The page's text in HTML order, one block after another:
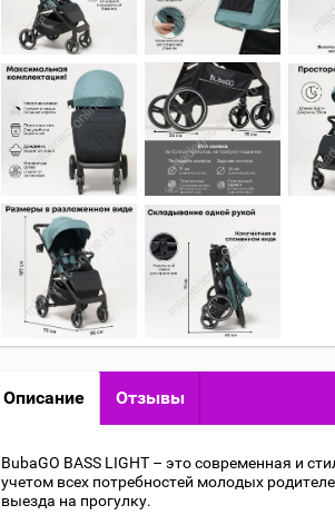
Описание Отзывы
BubaGO BASS LIGHT – это современная и
учетом всех потребностей молодых
выезда на прогулку.